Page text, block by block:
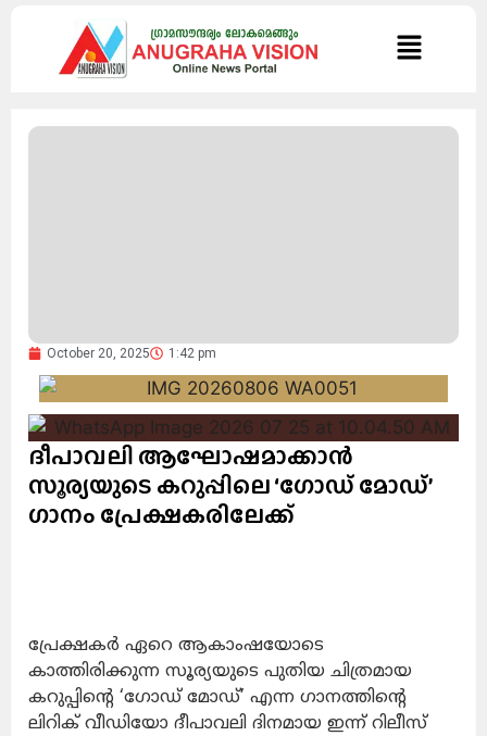
October 20, 2025 1:42 pm
ദീപാവലി ആഘോഷമാക്കാൻ
സൂര്യയുടെ കറുപ്പിലെ ‘ഗോഡ് മോഡ്’
ഗാനം പ്രേക്ഷകരിലേക്ക്
പ്രേക്ഷകർ ഏറെ ആകാംഷയോടെ
കാത്തിരിക്കുന്ന സൂര്യയുടെ പുതിയ ചിത്രമായ
കറുപ്പിന്റെ ‘ഗോഡ് മോഡ്’ എന്ന ഗാനത്തിന്റെ
ലിറിക്‌ വീഡിയോ ദീപാവലി ദിനമായ ഇന്ന് റിലീസ്